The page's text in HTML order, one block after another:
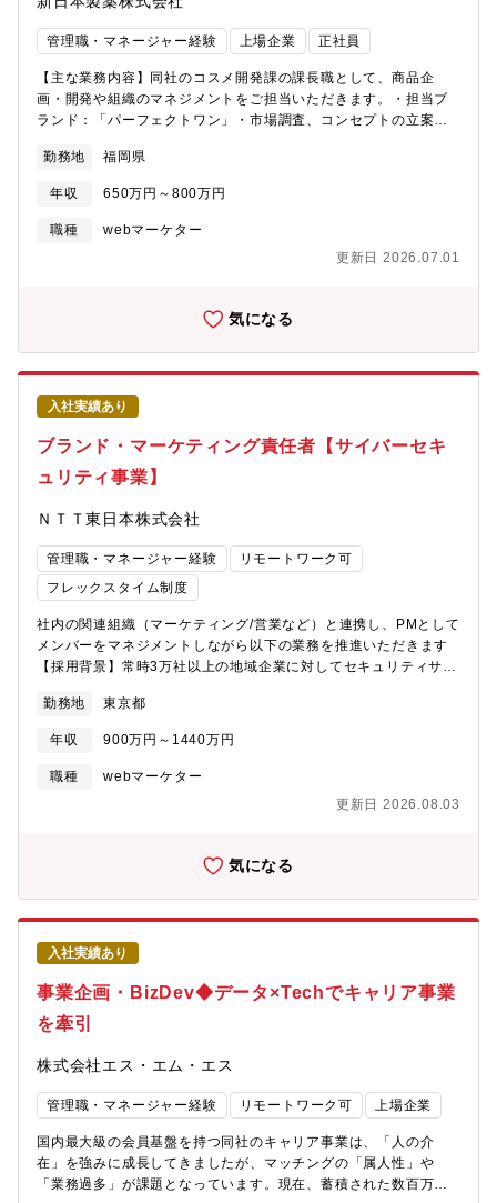
管理職・マネージャー経験 上場企業 正社員
【主な業務内容】同社のコスメ開発課の課長職として、商品企
画・開発や組織のマネジメントをご担当いただきます。・担当ブ
ランド：「パーフェクトワン」・市場調査、コンセプトの立案、
イン及びパッケージの制作、OEM企業や社内のR&D及び品質保証
と連携業務・販促・営業部署や顧客対応セクションと連携業務・
社内外への商品情報説明、ブランドバリューの向上・グループの
数値管理やメンバーマネジメント・経営陣への報告、調整など戦
様の予定【チーム・組織構成】コスメ開発課には約7名（20代～
勤務地 福岡県
年収 650万円～800万円
職種
webマーケター
更新日 2026.07.01
気になる
入社実績あり
ブランド・マーケティング責任者【サイバーセキ
ュリティ事業】
ＮＴＴ東日本株式会社
管理職・マネージャー経験
リモートワーク可
フレックスタイム制度
社内の関連組織（マーケティング/営業など）と連携し、PMとして
メンバーをマネジメントしながら以下の業務を推進いただきます
【採用背景】常時3万社以上の地域企業に対してセキュリティサー
集を致します。【具体的な職務内容】■NTT東日本全般のセキュリ
ティビジネスに係るマーケティング、ブランディングの戦略策
定・実行・地域企業のお客さまに対するセキュリティサービスの
マーケティング戦略策定と実行・サービス拡大に資する最適なメ
本の認知度向上に資する各種施策の展開（セミナー企画や講演会
内向けイントラを活用したセキュリティチーム、セキュリティ商
材の認知拡大施策の策定と実行・社内SNSを通じたセキュリティ
チームの活動展開・社内向け勉強会等を通じた社内公募強化の取
組【配属組織】マーケティング統括本部 ビジネス開発本部 サ
イバーセキュリティビジネス部 セキュリティセールス担当担当
部長1名、担当課長1名、チーフ5名、担当者2名≪組織ミッション
≫お客さまの安心・安全を守り、持続可能なビジネスを支えるサ
イバーセキュリティ、サポートサービスの企画・開発やAI、
SaaS、デバイスを活用したビジネスモデル創出に取り組んでいま
ーセキュリティ対策は地域社会のみなさまにとっても欠かすこと
のできないものになっています。NTT東日本グループは通信のリ
ーディングカンパニーとして長年培ってきたサイバーセキュリテ
で地域社会の皆様への貢献を目指しております。【働き方】残
業：月30時間出張：有 頻度2か月1回程度・行先全国リモートワ
ーク率：80％ ※リモート主体となりますので地方からも勤務可
勤務地 東京都
年収 900万円～1440万円
職種
webマーケター
更新日 2026.08.03
気になる
入社実績あり
事業企画・BizDev◆データ×Techでキャリア事業
を牽引
株式会社エス・エム・エス
管理職・マネージャー経験 リモートワーク可 上場企業
国内最大級の会員基盤を持つ同社のキャリア事業は、「人の介
在」を強みに成長してきましたが、マッチングの「属人性」や
「業務過多」が課題となっています。現在、蓄積された数百万規